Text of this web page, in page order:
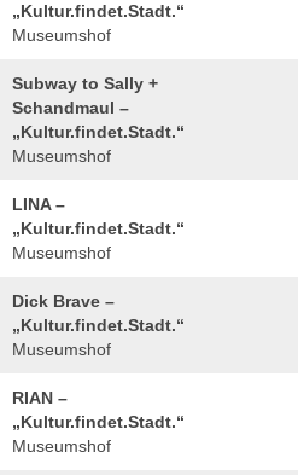
„Kultur.findet.Stadt.“
Museumshof
Subway to Sally +
Schandmaul –
„Kultur.findet.Stadt.“
Museumshof
LINA –
„Kultur.findet.Stadt.“
Museumshof
Dick Brave –
„Kultur.findet.Stadt.“
Museumshof
RIAN –
„Kultur.findet.Stadt.“
Museumshof